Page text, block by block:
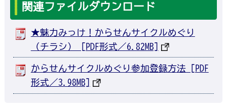
関連ファイルダウンロード
★魅力みっけ！からせんサイクルめぐり
（チラシ） [PDF形式／6.82MB]
からせんサイクルめぐり参加登録方法 [PDF
形式／3.98MB]